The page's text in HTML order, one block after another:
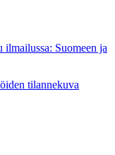
Suomeen ja
tilannekuva